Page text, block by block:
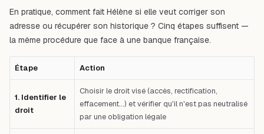
En pratique, comment fait Hélène si elle veut corriger son
adresse ou récupérer son historique ? Cinq étapes suffisent —
la même procédure que face à une banque française.
Étape Action
1. Identifier le
droit
Choisir le droit visé (accès, rectification,
effacement…) et vérifier qu'il n'est pas neutralisé
par une obligation légale